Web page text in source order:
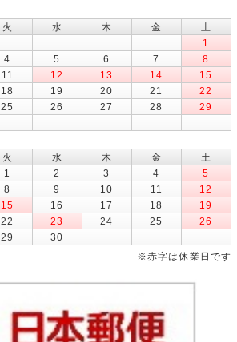
火 水 木 金
土
1
4 5 6 7
8
11 12 13 14
15
18 19 20 21
22
25 26 27 28
29
火 水 木 金
土
1
2 3 4
5
8 9 10 11
12
15 16 17 18
19
22 23 24 25
26
29
30
※赤字は休業日です